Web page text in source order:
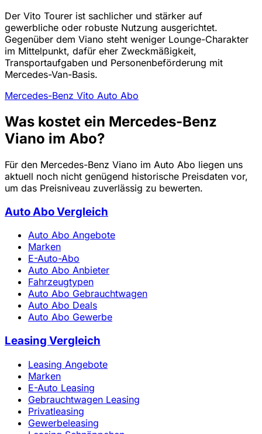
Der Vito Tourer ist sachlicher und stärker auf
gewerbliche oder robuste Nutzung ausgerichtet.
Gegenüber dem Viano steht weniger Lounge-Charakter
im Mittelpunkt, dafür eher Zweckmäßigkeit,
Transportaufgaben und Personenbeförderung mit
Mercedes-Van-Basis.
Mercedes-Benz Vito Auto Abo
Was kostet ein Mercedes-Benz
Viano im Abo?
Für den Mercedes-Benz Viano im Auto Abo liegen uns
aktuell noch nicht genügend historische Preisdaten vor,
um das Preisniveau zuverlässig zu bewerten.
Auto Abo Vergleich
Auto Abo Angebote
Marken
E-Auto-Abo
Auto Abo Anbieter
Fahrzeugtypen
Auto Abo Gebrauchtwagen
Auto Abo Deals
Auto Abo Gewerbe
Leasing Vergleich
Leasing Angebote
Marken
E-Auto Leasing
Gebrauchtwagen Leasing
Privatleasing
Gewerbeleasing